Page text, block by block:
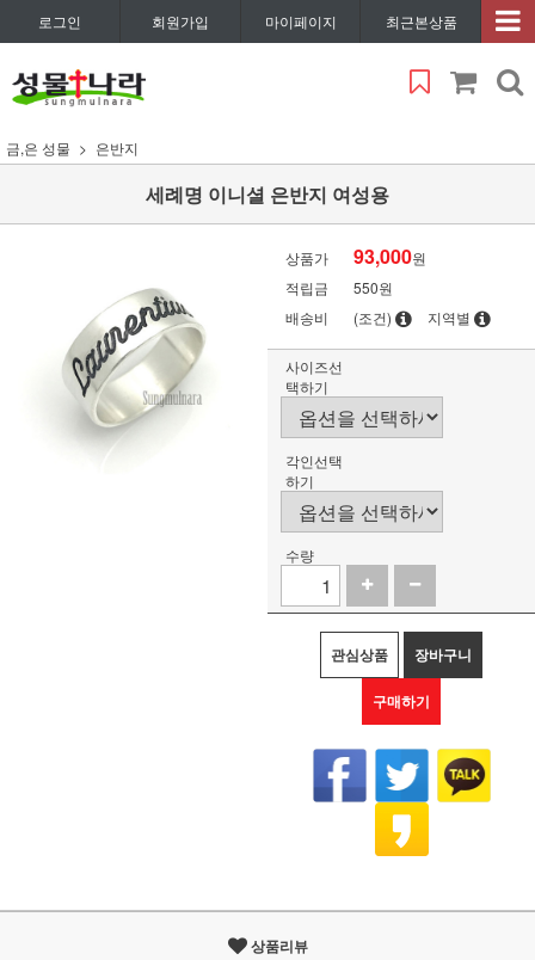
로그인 회원가입 마이페이지 최근본상품
금,은 성물 은반지
세례명 이니셜 은반지 여성용
상품가 93,000원
적립금
550원
배송비
(조건) 지역별
사이즈선
택하기
각인선택
하기
수량
관심상품 장바구니
구매하기
상품리뷰